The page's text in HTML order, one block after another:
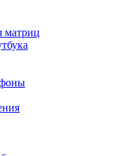
матриц